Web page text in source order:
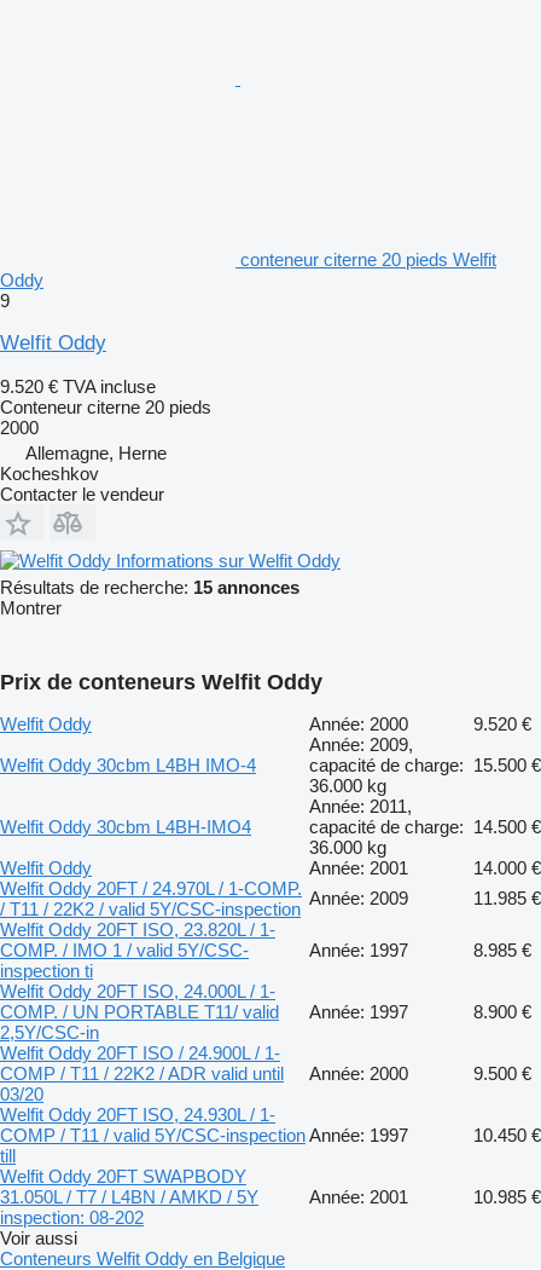
conteneur citerne 20 pieds Welfit
Oddy
9
Welfit Oddy
9.520 € TVA incluse
Conteneur citerne 20 pieds
2000
Allemagne, Herne
Kocheshkov
Contacter le vendeur
Informations sur Welfit Oddy
Résultats de recherche: 15 annonces
Montrer
Prix de conteneurs Welfit Oddy
Welfit Oddy Année: 2000
9.520 €
Welfit Oddy 30cbm L4BH IMO-4
Année: 2009,
capacité de charge:
36.000 kg
15.500 €
Welfit Oddy 30cbm L4BH-IMO4
Année: 2011,
capacité de charge:
36.000 kg
14.500 €
Welfit Oddy
Année: 2001
14.000 €
Welfit Oddy 20FT / 24.970L / 1-COMP.
/ T11 / 22K2 / valid 5Y/CSC-inspection
Année: 2009
11.985 €
Welfit Oddy 20FT ISO, 23.820L / 1-
COMP. / IMO 1 / valid 5Y/CSC-
inspection ti
Année: 1997
8.985 €
Welfit Oddy 20FT ISO, 24.000L / 1-
COMP. / UN PORTABLE T11/ valid
2,5Y/CSC-in
Année: 1997
8.900 €
Welfit Oddy 20FT ISO / 24.900L / 1-
COMP / T11 / 22K2 / ADR valid until
03/20
Année: 2000
9.500 €
Welfit Oddy 20FT ISO, 24.930L / 1-
COMP / T11 / valid 5Y/CSC-inspection
till
Année: 1997
10.450 €
Welfit Oddy 20FT SWAPBODY
31.050L / T7 / L4BN / AMKD / 5Y
inspection: 08-202
Année: 2001
10.985 €
Voir aussi
Conteneurs Welfit Oddy en Belgique